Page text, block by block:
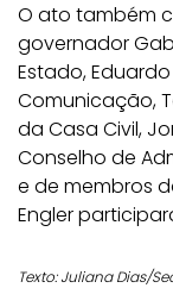
O ato também
governador
Estado,
Comunicação,
da Casa Civil,
Conselho de
e de membros
Engler
Texto: Juliana Dias/